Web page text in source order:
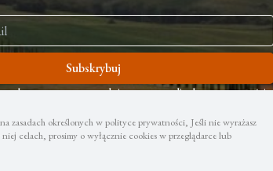
zasadach określonych w polityce prywatności, Jeśli nie wyrażasz
celach, prosimy o wyłącznie cookies w przeglądarce lub
Subskrybuj
wykorzystywane zgodnie z naszą polityką prywatności